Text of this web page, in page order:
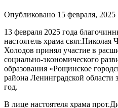
Опубликовано 15 февраля, 2025
13 февраля 2025 года
настоятель храма
Холодов принял участие в
социально-экономического
образования «Рощинское
района Ленинградской области
год.
В лице настоятеля храма